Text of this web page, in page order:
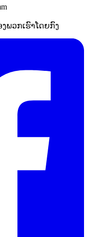
ພວກເຮົາໂດຍກົງ